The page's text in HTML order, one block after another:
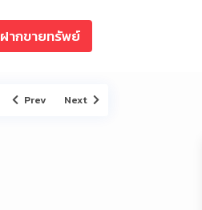
ฝากขายทรัพย์
Prev Next